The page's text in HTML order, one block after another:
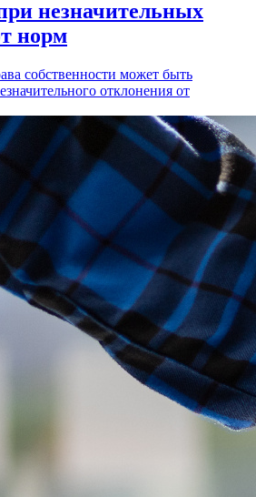
незначительных
норм
собственности может быть
отклонения от